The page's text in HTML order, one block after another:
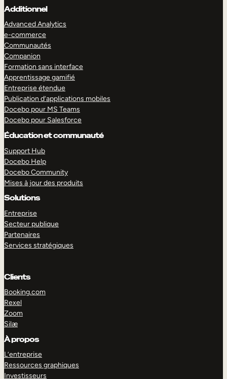
Additionnel
Advanced Analytics
e-commerce
Communautés
Companion
Formation sans interface
Apprentissage gamifié
Entreprise étendue
Publication d’applications mobiles
Docebo pour MS Teams
Docebo pour Salesforce
Éducation et communauté
Support Hub
Docebo Help
Docebo Community
Mises à jour des produits
Solutions
Entreprise
Secteur publique
Partenaires
Services stratégiques
Clients
Booking.com
Rexel
Zoom
Silæ
À propos
L’entreprise
Ressources graphiques
Investisseurs